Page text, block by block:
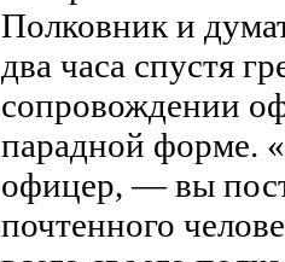
Полковник и
два часа спустя
сопровождении
парадной форме.
офицер, — вы
почтенного